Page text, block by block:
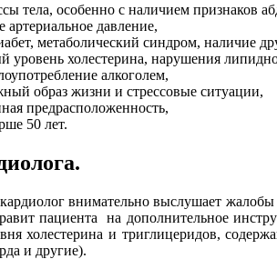
тела, особенно с наличием признаков
давление,
метаболический синдром, наличие
холестерина, нарушения
алкоголем,
образ жизни и стрессовые ситуации,
предрасположенность,
50 лет.
внимательно выслушает жалобы
пациента на дополнительное
холестерина и триглицеридов,
и другие).